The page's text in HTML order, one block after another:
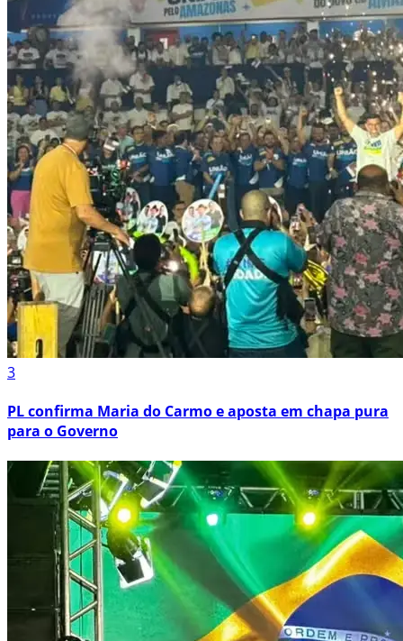
3
PL confirma Maria do Carmo e aposta em chapa pura
para o Governo